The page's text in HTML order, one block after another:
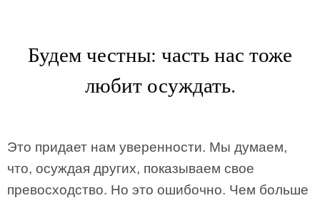
Будем честны: часть нас тоже
любит осуждать.
Это придает нам уверенности. Мы думаем,
что, осуждая других, показываем свое
превосходство. Но это ошибочно. Чем больше